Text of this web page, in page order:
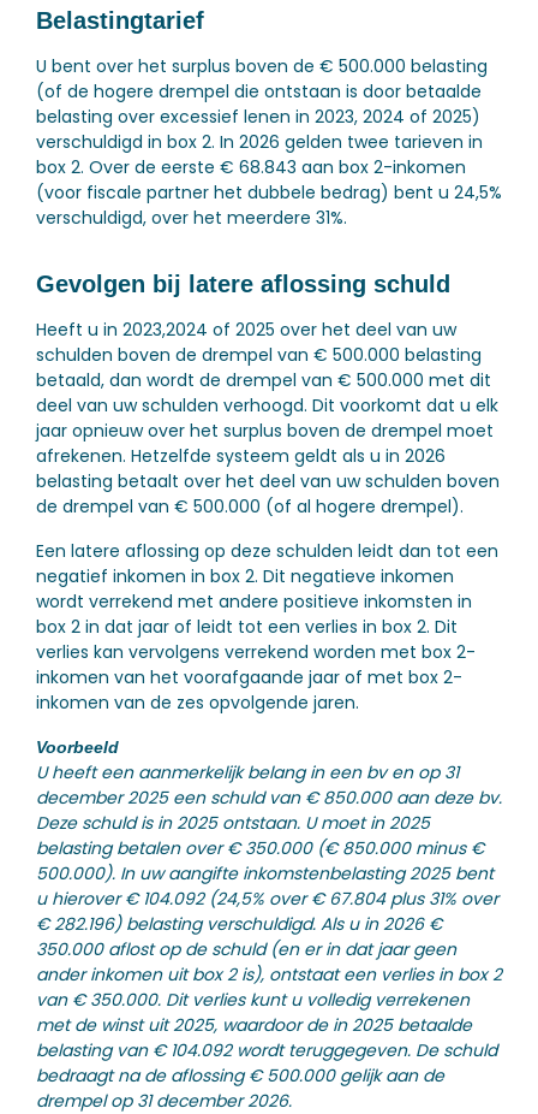
Belastingtarief
U bent over het surplus boven de € 500.000 belasting
(of de hogere drempel die ontstaan is door betaalde
belasting over excessief lenen in 2023, 2024 of 2025)
verschuldigd in box 2. In 2026 gelden twee tarieven in
box 2. Over de eerste € 68.843 aan box 2-inkomen
(voor fiscale partner het dubbele bedrag) bent u 24,5%
verschuldigd, over het meerdere 31%.
Gevolgen bij latere aflossing schuld
Heeft u in 2023,2024 of 2025 over het deel van uw
schulden boven de drempel van € 500.000 belasting
betaald, dan wordt de drempel van € 500.000 met dit
deel van uw schulden verhoogd. Dit voorkomt dat u elk
jaar opnieuw over het surplus boven de drempel moet
afrekenen. Hetzelfde systeem geldt als u in 2026
belasting betaalt over het deel van uw schulden boven
de drempel van € 500.000 (of al hogere drempel).
Een latere aflossing op deze schulden leidt dan tot een
negatief inkomen in box 2. Dit negatieve inkomen
wordt verrekend met andere positieve inkomsten in
box 2 in dat jaar of leidt tot een verlies in box 2. Dit
verlies kan vervolgens verrekend worden met box 2-
inkomen van het voorafgaande jaar of met box 2-
inkomen van de zes opvolgende jaren.
Voorbeeld
U heeft een aanmerkelijk belang in een bv en op 31
december 2025 een schuld van € 850.000 aan deze bv.
Deze schuld is in 2025 ontstaan. U moet in 2025
belasting betalen over € 350.000 (€ 850.000 minus €
500.000). In uw aangifte inkomstenbelasting 2025 bent
u hierover € 104.092 (24,5% over € 67.804 plus 31% over
€ 282.196) belasting verschuldigd. Als u in 2026 €
350.000 aflost op de schuld (en er in dat jaar geen
ander inkomen uit box 2 is), ontstaat een verlies in box 2
van € 350.000. Dit verlies kunt u volledig verrekenen
met de winst uit 2025, waardoor de in 2025 betaalde
belasting van € 104.092 wordt teruggegeven. De schuld
bedraagt na de aflossing € 500.000 gelijk aan de
drempel op 31 december 2026.